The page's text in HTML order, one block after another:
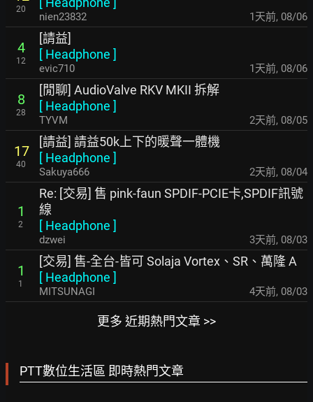
20
nien23832 1天前, 08/06
4
12
[請益]
[ Headphone ]
evic710 1天前, 08/06
8
28
[閒聊] AudioValve RKV MKII 拆解
[ Headphone ]
TYVM 2天前, 08/05
17
40
[請益] 請益50k上下的暖聲一體機
[ Headphone ]
Sakuya666 2天前, 08/04
1
2
Re: [交易] 售 pink-faun SPDIF-PCIE卡,SPDIF訊號
線
[ Headphone ]
dzwei 3天前, 08/03
1
1
[交易] 售-全台-皆可 Solaja Vortex、SR、萬隆 A
[ Headphone ]
MITSUNAGI 4天前, 08/03
更多 近期熱門文章 >>
PTT數位生活區 即時熱門文章